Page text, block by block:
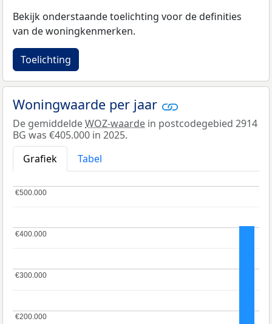
Bekijk onderstaande toelichting voor de definities
van de woningkenmerken.
Toelichting
Woningwaarde per jaar
De gemiddeldeWOZ-waarde in postcodegebied 2914
BG was €405.000 in 2025.
Grafiek
Tabel
€200.000
€200.000
€300.000
€300.000
€400.000
€400.000
€500.000
€500.000